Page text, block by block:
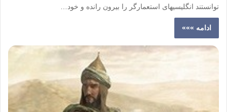
توانستند انگلیسی­های استعمارگر را بیرون رانده و خود…
ادامه »»»